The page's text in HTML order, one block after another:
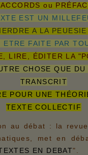
ou
EST UN
A LA PEUESIE
ETRE FAITE PAR
LIRE, ÉDITER LA
CHOSE QUE
TRANSCRIT
POUR UNE
TEXTE COLLECTIF
au débat : la
met en
EN DEBAT".